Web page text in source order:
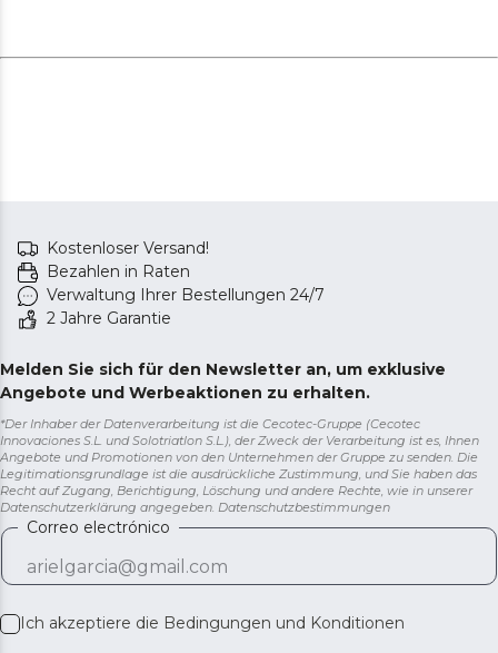
Kostenloser Versand!
Bezahlen in Raten
Verwaltung Ihrer Bestellungen 24/7
2 Jahre Garantie
Melden Sie sich für den Newsletter an, um exklusive
Angebote und Werbeaktionen zu erhalten.
*Der Inhaber der Datenverarbeitung ist die Cecotec-Gruppe (Cecotec
Innovaciones S.L. und Solotriatlon S.L.), der Zweck der Verarbeitung ist es, Ihnen
Angebote und Promotionen von den Unternehmen der Gruppe zu senden. Die
Legitimationsgrundlage ist die ausdrückliche Zustimmung, und Sie haben das
Recht auf Zugang, Berichtigung, Löschung und andere Rechte, wie in unserer
Datenschutzerklärung angegeben. Datenschutzbestimmungen
Correo electrónico
Ich akzeptiere die Bedingungen und Konditionen